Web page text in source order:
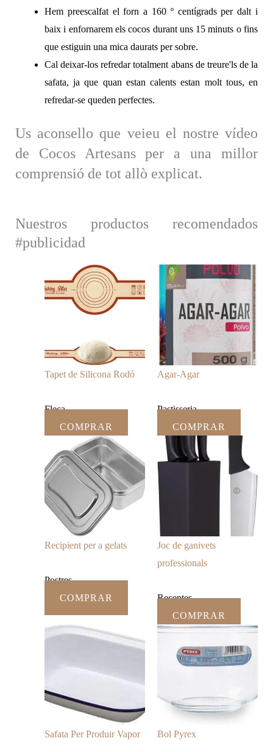
Hem preescalfat el forn a 160 º centígrads per dalt i
baix i enfornarem els cocos durant uns 15 minuts o fins
que estiguin una mica daurats per sobre.
Cal deixar-los refredar totalment abans de treure'ls de la
safata, ja que quan estan calents estan molt tous, en
refredar-se queden perfectes.
Us aconsello que veieu el nostre vídeo
de Cocos Artesans per a una millor
comprensió de tot allò explicat.
Nuestros productos recomendados
#publicidad
Tapet de Silicona Rodó
Fleca
COMPRAR
Agar-Agar
Pastisseria
COMPRAR
Recipient per a gelats
Postres
COMPRAR
Joc de ganivets
professionals
Receptes
COMPRAR
Safata Per Produir Vapor Bol Pyrex